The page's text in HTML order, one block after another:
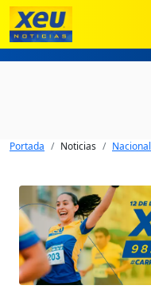
Portada Noticias Nacional